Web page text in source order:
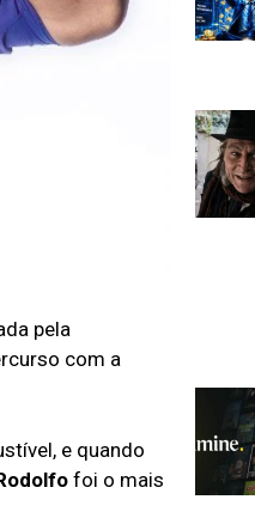
pela
com a
e quando
foi o mais